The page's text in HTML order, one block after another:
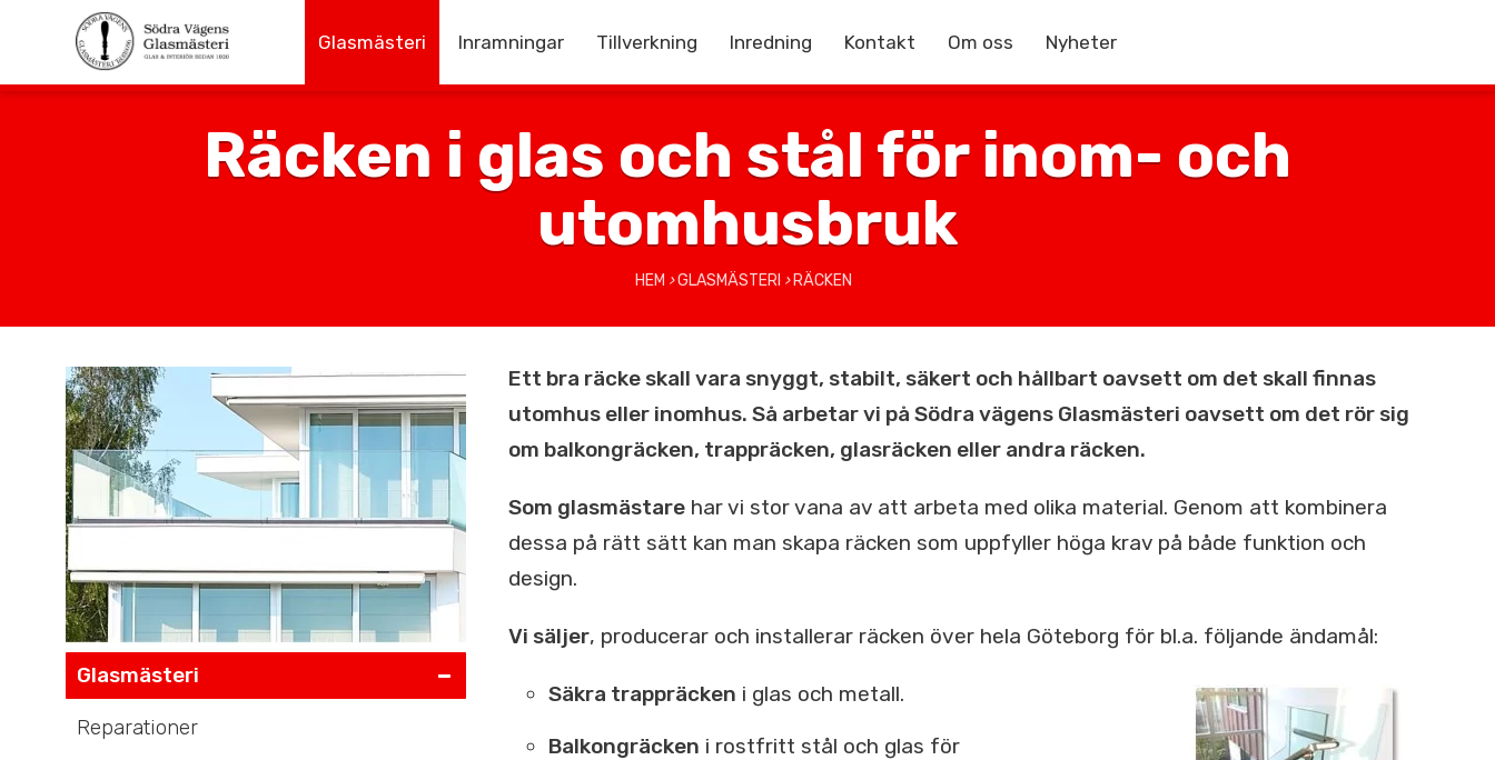
Glasmästeri Inramningar Tillverkning Inredning Kontakt Om oss Nyheter
Räcken i glas och stål för inom- och
utomhusbruk
HEM › GLASMÄSTERI › RÄCKEN
Ett bra räcke skall vara snyggt, stabilt, säkert och hållbart oavsett om det skall finnas
utomhus eller inomhus. Så arbetar vi på Södra vägens Glasmästeri oavsett om det rör sig
om balkongräcken, trappräcken, glasräcken eller andra räcken.
Som glasmästarehar vi stor vana av att arbeta med olika material. Genom att kombinera
dessa på rätt sätt kan man skapa räcken som uppfyller höga krav på både funktion och
design.
Vi säljer, producerar och installerar räcken över hela Göteborg för bl.a. följande ändamål:
Säkra trappräcken i glas och metall.
Balkongräcken i rostfritt stål och glas för
Glasmästeri
Reparationer